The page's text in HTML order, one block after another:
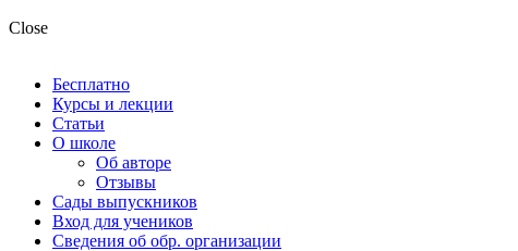
Close
Бесплатно
Курсы и лекции
Статьи
О школе
Об авторе
Отзывы
Сады выпускников
Вход для учеников
Сведения об обр. организации